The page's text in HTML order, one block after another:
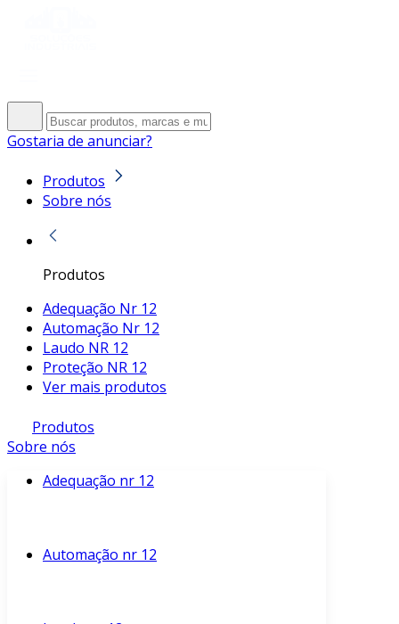
Gostaria de anunciar?
Produtos
Sobre nós
Produtos
Adequação Nr 12
Automação Nr 12
Laudo NR 12
Proteção NR 12
Ver mais produtos
Produtos
Sobre nós
Adequação nr 12
Automação nr 12